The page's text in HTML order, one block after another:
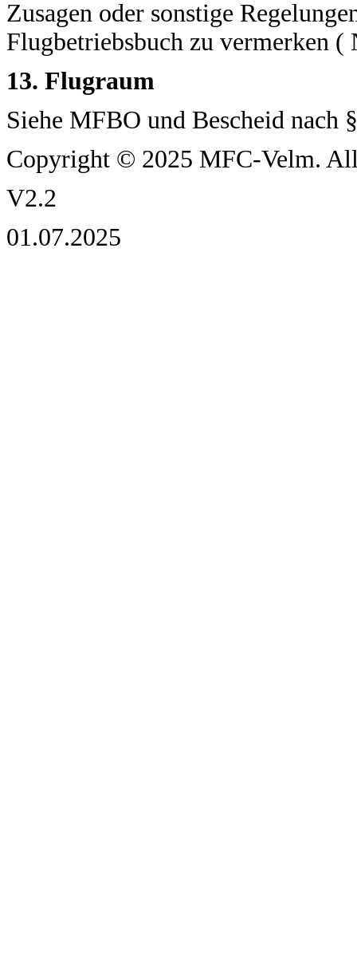
Zusagen oder sonstige
Flugbetriebsbuch zu vermerken
13. Flugraum
Siehe MFBO und Bescheid nach
Copyright © 2025 MFC-Velm.
V2.2
01.07.2025